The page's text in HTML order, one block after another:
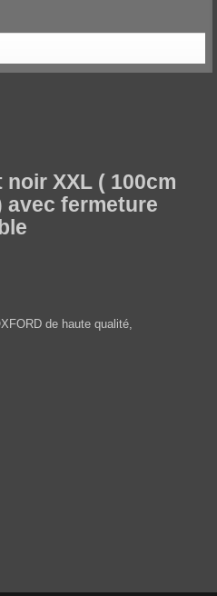
XXL ( 100cm
avec fermeture
de haute qualité,